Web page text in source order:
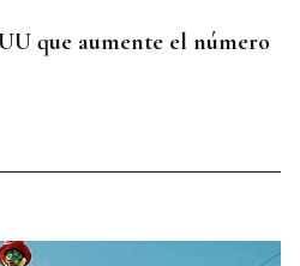
que aumente el número